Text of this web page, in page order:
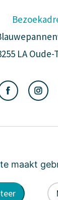
LA Oude-
maakt